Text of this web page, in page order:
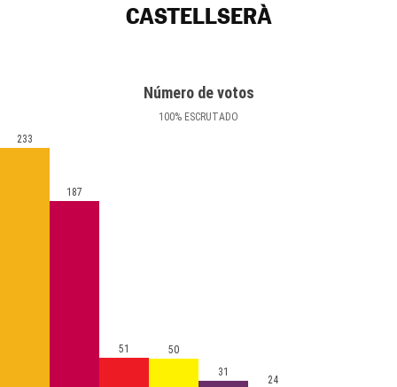
CASTELLSERÀ
Número de votos
100% ESCRUTADO
233
187
51
50
31
24